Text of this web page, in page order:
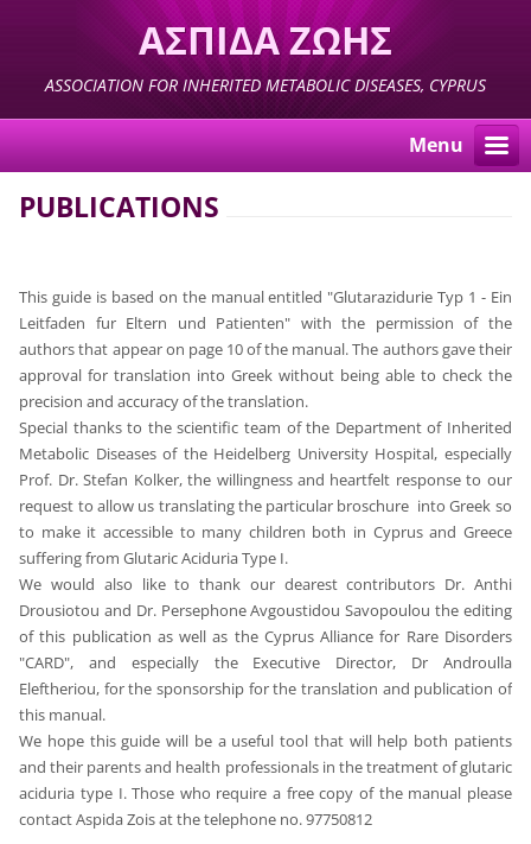
ΑΣΠΙΔΑ ΖΩΗΣ
ASSOCIATION FOR INHERITED METABOLIC DISEASES, CYPRUS
Menu
PUBLICATIONS
This guide is based on the manual entitled "Glutarazidurie Typ 1 - Ein
Leitfaden fur Eltern und Patienten" with the permission of the
authors that appear on page 10 of the manual.The authors gave their
approval for translation into Greek without being able to check the
precision and accuracy of the translation.
Special thanks to the scientific team of the Department of Inherited
Metabolic Diseases of the Heidelberg University Hospital, especially
Prof. Dr. Stefan Kolker, the willingness and heartfelt response to our
request to allow us translating the particular broschure into Greek so
to make it accessible to many children both in Cyprus and Greece
suffering from Glutaric Aciduria Type I.
We would also like to thank our dearest contributors Dr. Anthi
Drousiotou and Dr. PersephoneAvgoustidou Savopoulou the editing
of this publication as well as the Cyprus Alliance for Rare Disorders
"CARD", and especially the Executive Director, Dr Androulla
Eleftheriou, for the sponsorship for the translation and publication of
this manual.
We hope this guide will be a useful tool that will help both patients
and their parents and health professionals in the treatment of glutaric
aciduria type I. Those who require a free copy of the manual please
contact Aspida Zois at the telephone no. 97750812